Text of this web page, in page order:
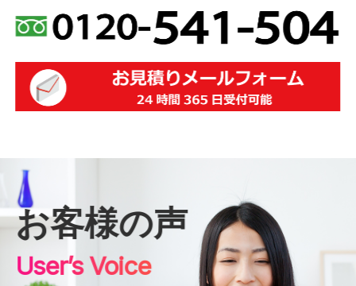
お客様の声
User’s Voice